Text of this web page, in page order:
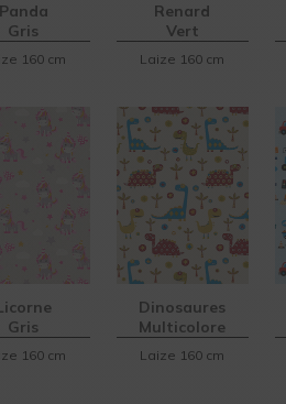
Panda
Gris
160 cm
Renard
Vert
Laize 160 cm
Gris
160 cm
Dinosaures
Multicolore
Laize 160 cm